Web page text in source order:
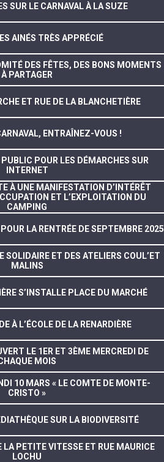
SUR LE CARNAVAL À LA SUZE
AINÉS TRÈS APPRÉCIÉ
DES FÊTES, DES BONS MOMENTS
À PARTAGER
ET RUE DE LA BLANCHETIÈRE
ENTRAÎNEZ-VOUS !
POUR LES DÉMARCHES SUR
INTERNET
À UNE MANIFESTATION D’INTÉRÊT
ET L’EXPLOITATION DU
CAMPING
LA RENTRÉE DE SEPTEMBRE 2025
SOLIDAIRE ET DES ATELIERS COUL’ET
MALINS
S’INSTALLE PLACE DU MARCHÉ
À L’ÉCOLE DE LA RENARDIÈRE
LE 1ER ET 3ÈME MERCREDI DE
MOIS
10 MARS « LE COMTE DE MONTE-
CRISTO »
SUR LA BIODIVERSITÉ
LA PETITE VITESSE ET RUE MAURICE
LOCHU